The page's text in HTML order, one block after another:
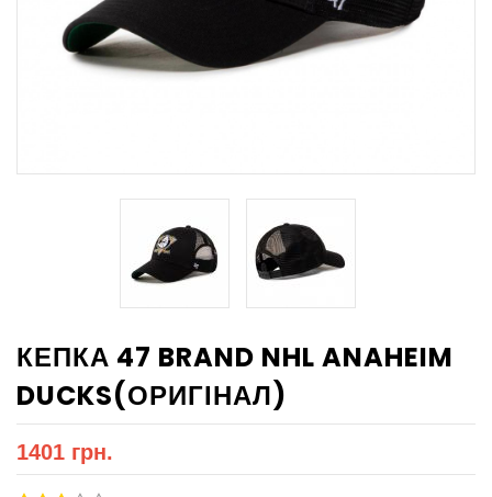
КЕПКА 47 BRAND NHL ANAHEIM
DUCKS(ОРИГІНАЛ)
1401 грн.